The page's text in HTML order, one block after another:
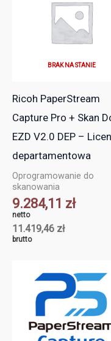
BRAK NA STANIE
Ricoh PaperStream
Capture Pro + Skan
EZD V2.0 DEP –
departamentowa
Oprogramowanie do
skanowania
9.284,11 zł
netto
11.419,46 zł
brutto